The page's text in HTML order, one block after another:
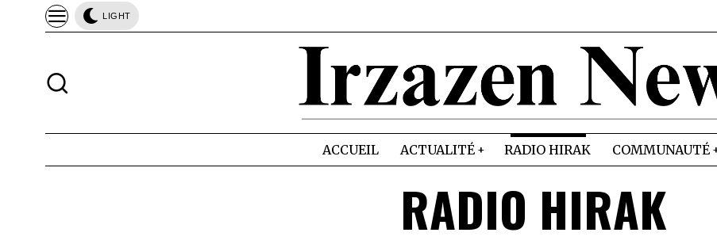
LIGHT
ACCUEIL ACTUALITÉ RADIO HIRAK COMMUNAUTÉ
RADIO HIRAK